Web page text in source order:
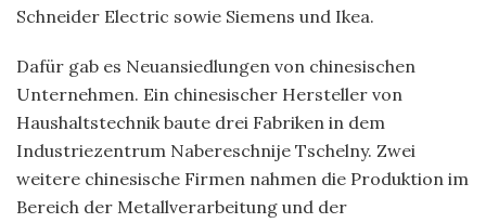
Schneider Electric sowie Siemens und Ikea.
Dafür gab es Neuansiedlungen von chinesischen
Unternehmen. Ein chinesischer Hersteller von
Haushaltstechnik baute drei Fabriken in dem
Industriezentrum Nabereschnije Tschelny. Zwei
weitere chinesische Firmen nahmen die Produktion im
Bereich der Metallverarbeitung und der